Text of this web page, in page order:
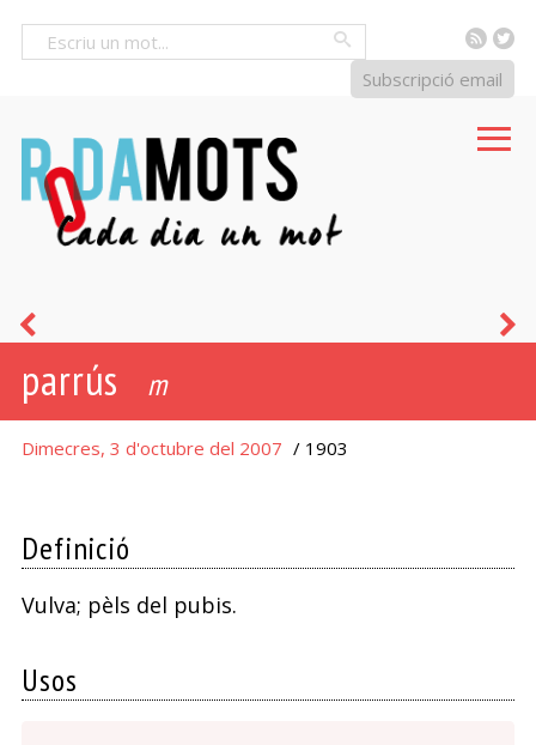
RSS
Subscripció email
parrús m
Dimecres, 3 d'octubre del 2007 / 1903
Definició
Vulva; pèls del pubis.
Usos
mitjó